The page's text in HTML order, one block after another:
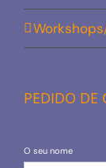
PEDIDO DE
O seu nome